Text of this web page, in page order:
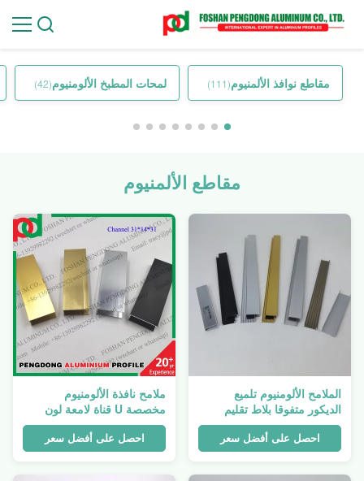
مقاطع نوافذ الألمنيوم(111) لمحات المطبخ الألومنيوم(42)
مقاطع الألمنيوم
الملامح الألومنيوم تلميع
الديكور متفوقا بلاط تقليم
اللون الفضي والذهبي الشعبي
احصل على أفضل سعر
ملامح نافذة الألومنيوم
مخصصة U قناة لامعة لون
الذهب الفضي
احصل على أفضل سعر